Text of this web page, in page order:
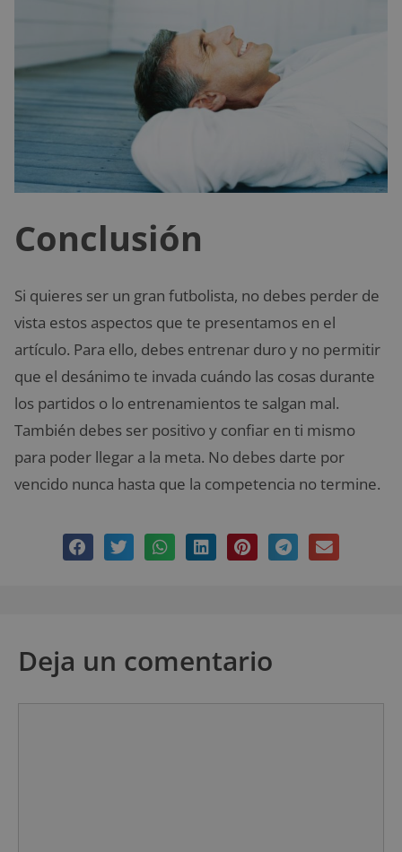
Conclusión
Si quieres ser un gran futbolista, no debes perder de
vista estos aspectos que te presentamos en el
artículo. Para ello, debes entrenar duro y no permitir
que el desánimo te invada cuándo las cosas durante
los partidos o lo entrenamientos te salgan mal.
También debes ser positivo y confiar en ti mismo
para poder llegar a la meta. No debes darte por
vencido nunca hasta que la competencia no termine.
Deja un comentario